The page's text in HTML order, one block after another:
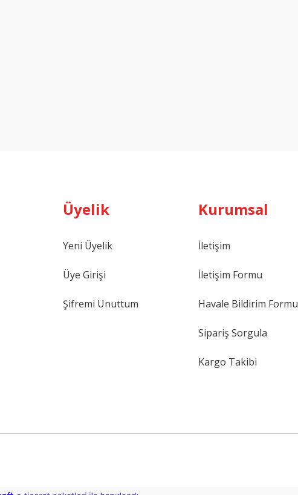
Üyelik
Yeni Üyelik
Üye Girişi
Şifremi Unuttum
Kurumsal
İletişim
İletişim Formu
Havale Bildirim Formu
Sipariş Sorgula
Kargo Takibi